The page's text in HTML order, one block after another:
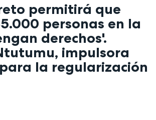
permitirá que
personas en la
derechos'.
impulsora
la regularización